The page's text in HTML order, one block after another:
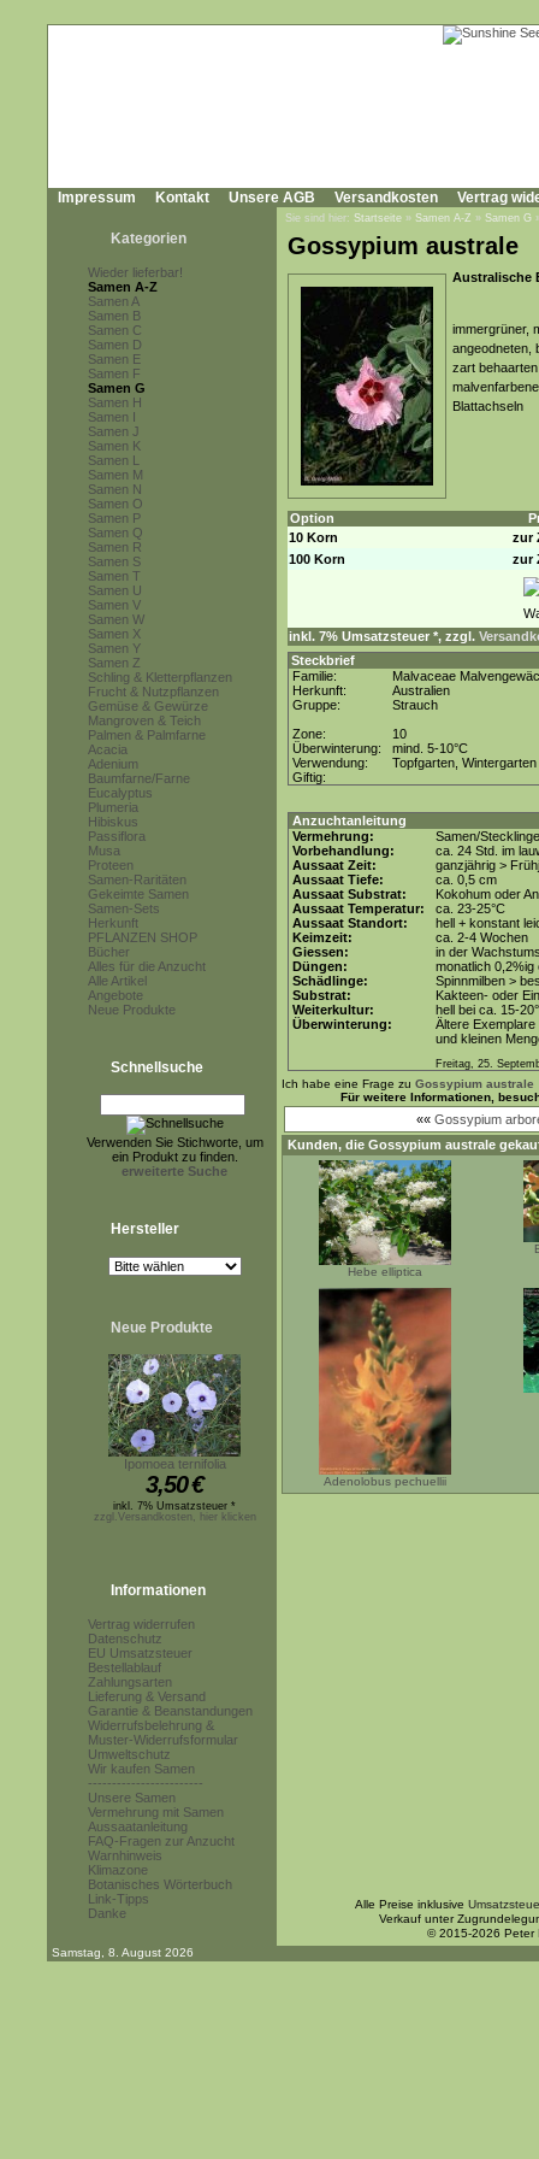
Impressum Kontakt Unsere AGB Versandkosten Vertrag
Kategorien
Wieder lieferbar!
Samen A-Z
Samen A
Samen B
Samen C
Samen D
Samen E
Samen F
Samen G
Samen H
Samen I
Samen J
Samen K
Samen L
Samen M
Samen N
Samen O
Samen P
Samen Q
Samen R
Samen S
Samen T
Samen U
Samen V
Samen W
Samen X
Samen Y
Samen Z
Schling & Kletterpflanzen
Frucht & Nutzpflanzen
Gemüse & Gewürze
Mangroven & Teich
Palmen & Palmfarne
Acacia
Adenium
Baumfarne/Farne
Eucalyptus
Plumeria
Hibiskus
Passiflora
Musa
Proteen
Samen-Raritäten
Gekeimte Samen
Samen-Sets
Herkunft
PFLANZEN SHOP
Bücher
Alles für die Anzucht
Alle Artikel
Angebote
Neue Produkte
Schnellsuche
Verwenden Sie Stichworte, um
ein Produkt zu finden.
erweiterte Suche
Hersteller
Neue Produkte
Ipomoea ternifolia
3,50€
inkl. 7% Umsatzsteuer *
zzgl.Versandkosten, hier klicken
Informationen
Vertrag widerrufen
Datenschutz
EU Umsatzsteuer
Bestellablauf
Zahlungsarten
Lieferung & Versand
Garantie & Beanstandungen
Widerrufsbelehrung &
Muster-Widerrufsformular
Umweltschutz
Wir kaufen Samen
------------------------
Unsere Samen
Vermehrung mit Samen
Aussaatanleitung
FAQ-Fragen zur Anzucht
Warnhinweis
Klimazone
Botanisches Wörterbuch
Link-Tipps
Danke
Sie sind hier: Startseite » Samen A-Z » Samen G
Gossypium australe
Australische
immergrüner,
angeodneten,
zart
Blattachseln
Option
10 Korn
zur
100 Korn
zur
inkl. 7% Umsatzsteuer *, zzgl.
Steckbrief
Familie:
Malvaceae
Herkunft:
Australien
Gruppe:
Strauch
Zone:
10
Überwinterung:
mind. 5-10°C
Verwendung:
Topfgarten, Wintergarten
Giftig:
Anzuchtanleitung
Vermehrung:
Samen/Stecklinge
Vorbehandlung:
ca. 24 Std. im
Aussaat Zeit:
ganzjährig >
Aussaat Tiefe:
ca. 0,5 cm
Aussaat Substrat:
Kokohum oder
Aussaat Temperatur:
ca. 23-25°C
Aussaat Standort:
hell + konstant
Keimzeit:
ca. 2-4 Wochen
Giessen:
in der
Düngen:
monatlich
Schädlinge:
Spinnmilben >
Substrat:
Kakteen- oder
Weiterkultur:
hell bei ca. 15-
Überwinterung:
Ältere
und kleinen
Freitag, 25.
Ich habe eine Frage zu Gossypium australe
Für weitere Informationen,
«« Gossypium
Kunden, die Gossypium australe
Hebe elliptica
Adenolobus pechuellii
Alle Preise inklusive
Verkauf unter
© 2015-2026 Peter
Samstag, 8. August 2026